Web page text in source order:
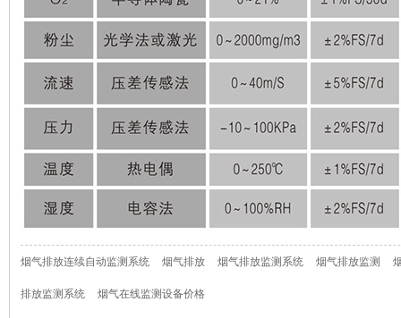
烟气排放连续自动监测系统 烟气排放 烟气排放监测系统 烟气排放监测
排放监测系统 烟气在线监测设备价格